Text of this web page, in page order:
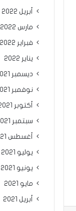
أبريل 2022
مارس 2022
فبراير 2022
يناير 2022
ديسمبر 2021
نوفمبر 2021
أكتوبر 2021
سبتمبر 2021
أغسطس 2021
يوليو 2021
يونيو 2021
مايو 2021
أبريل 2021